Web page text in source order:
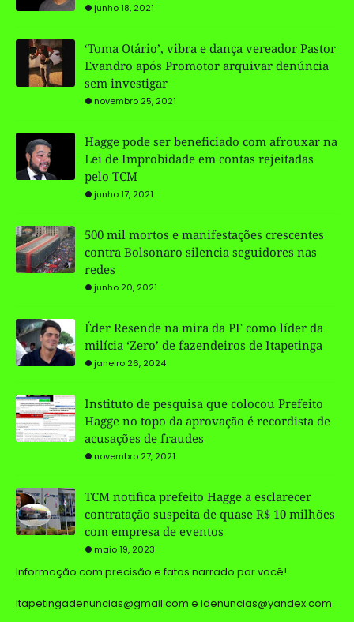
junho 18, 2021
‘Toma Otário’, vibra e dança vereador Pastor
Evandro após Promotor arquivar denúncia
sem investigar
novembro 25, 2021
Hagge pode ser beneficiado com afrouxar na
Lei de Improbidade em contas rejeitadas
pelo TCM
junho 17, 2021
500 mil mortos e manifestações crescentes
contra Bolsonaro silencia seguidores nas
redes
junho 20, 2021
Éder Resende na mira da PF como líder da
milícia ‘Zero’ de fazendeiros de Itapetinga
janeiro 26, 2024
Instituto de pesquisa que colocou Prefeito
Hagge no topo da aprovação é recordista de
acusações de fraudes
novembro 27, 2021
TCM notifica prefeito Hagge a esclarecer
contratação suspeita de quase R$ 10 milhões
com empresa de eventos
maio 19, 2023
Informação com precisão e fatos narrado por você!
Itapetingadenuncias@gmail.com e idenuncias@yandex.com